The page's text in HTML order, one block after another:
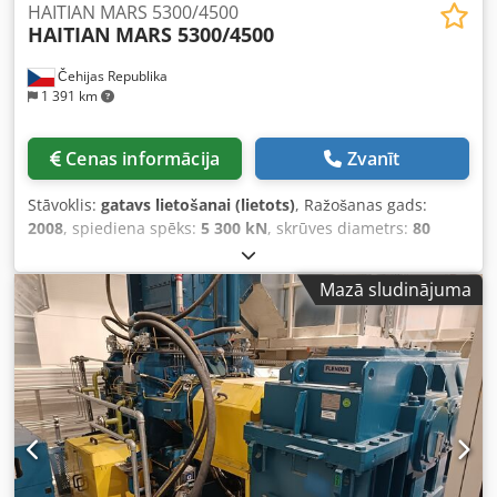
Čehijas Republika
1 391 km
HAITIAN MARS 5300/4500
HAITIAN MARS 5300/4500
Cenas informācija Zvanīt
Stāvoklis: gatavs lietošanai (lietots), Ražošanas gads:
2008, spiediena spēks: 5 300 kN, skrūves diametrs: 80
, 2008. gadā ražota hidrauliskā injekcijas formēšanas
mašīna. Šai HAITIAN MARS 5300/4500 modelim ir 530
tonnu spiedes spēks un minimālais veidnes augstums 240
mm. Tās skrūves diametrs ir 80 mm, bet injekcijas tilpums
— 2212 cm³. Ja vēlaties iegūt augstas kvalitātes plastmasas
liešanas iespējas, apsveriet iespēju iegādāties mūsu
piedāvāto HAITIAN MARS 5300/4500 mašīnu. Sazinieties ar
mums, lai uzzinātu sīkāku informāciju par šo mašīnu. •
Stieņu atstatums (P×A): 840 × 830 mm • Magnētiska
nostiprināšana: Jā • Minimālais plātnes izmērs (P×A): 580 ×
530 mm • Minimālais veidnes augstums: 240 mm •
Mazā sludinājuma